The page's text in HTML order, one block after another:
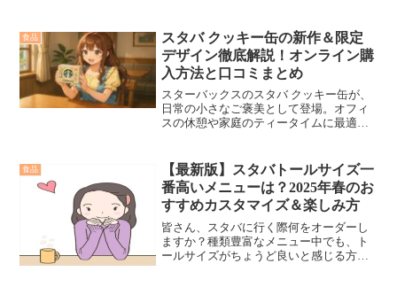
食品
スタバ クッキー缶の新作＆限定
デザイン徹底解説！オンライン購
入方法と口コミまとめ
スターバックスのスタバ クッキー缶が、
日常の小さなご褒美として登場。オフィ
スの休憩や家庭のティータイムに最適
食品
【最新版】スタバトールサイズ一
番高いメニューは？2025年春のお
すすめカスタマイズ＆楽しみ方
皆さん、スタバに行く際何をオーダーし
ますか？種類豊富なメニュー中でも、ト
ールサイズがちょうど良いと感じる方も